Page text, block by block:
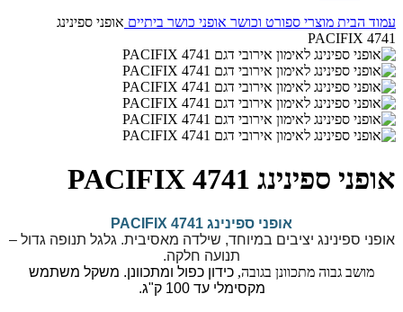
עמוד הבית מוצרי ספורט וכושר אופני כושר ביתיים אופני ספינינג
PACIFIX 4741
אופני ספינינג PACIFIX 4741
אופני ספינינג PACIFIX 4741
אופני ספינינג יציבים במיוחד, שילדה מאסיבית. גלגל תנופה גדול –
תנועה חלקה.
מושב גבוה מתכוונן בגובה, כידון כפול ומתכוונן. משקל משתמש
מקסימלי עד 100 ק"ג.